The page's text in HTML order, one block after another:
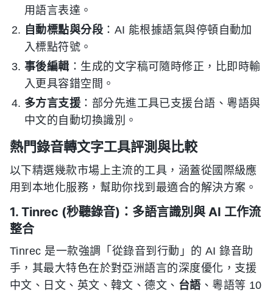
用語言表達。
自動標點與分段 ：AI 能根據語氣與停頓自動加
入標點符號。
事後編輯 ：生成的文字稿可隨時修正，比即時輸
入更具容錯空間。
多方言支援 ：部分先進工具已支援台語、粵語與
中文的自動切換識別。
熱門錄音轉文字工具評測與比較
以下精選幾款市場上主流的工具，涵蓋從國際級應
用到本地化服務，幫助你找到最適合的解決方案。
1. Tinrec (秒聽錄音)：多語言識別與 AI 工作流
整合
Tinrec 是一款強調「從錄音到行動」的 AI 錄音助
手，其最大特色在於對亞洲語言的深度優化，支援
中文、日文、英文、韓文、德文、 台語 、粵語等 10